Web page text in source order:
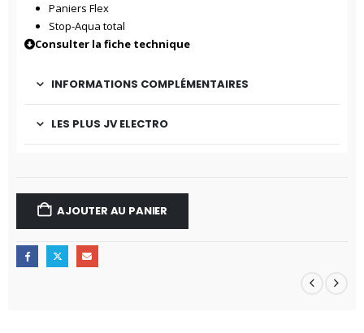
Paniers Flex
Stop-Aqua total
Consulter la fiche technique
INFORMATIONS COMPLÉMENTAIRES
LES PLUS JV ELECTRO
AJOUTER AU PANIER